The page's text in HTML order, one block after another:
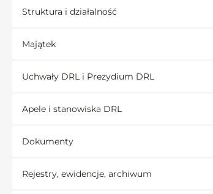
Struktura i działalność
Majątek
Uchwały DRL i Prezydium DRL
Apele i stanowiska DRL
Dokumenty
Rejestry, ewidencje, archiwum